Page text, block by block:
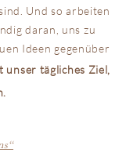
Und so arbeiten
daran, uns zu
Ideen gegenüber
unser tägliches Ziel,